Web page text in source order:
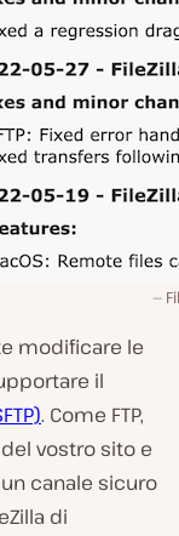
modificare le
il
. Come FTP,
vostro sito e
canale sicuro
di